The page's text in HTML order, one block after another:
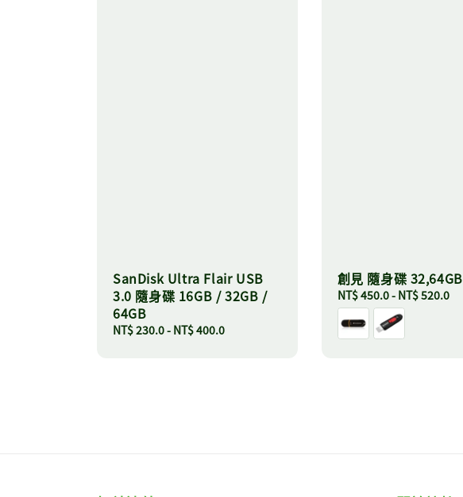
SanDisk Ultra Flair USB
3.0 隨身碟 16GB / 32GB /
64GB
Regular
NT$ 230.0- NT$ 400.0
創見 隨身碟 32,64GB
Regular
price
NT$ 450.0- NT$ 520.0